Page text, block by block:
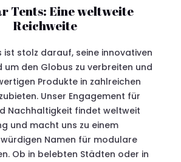
Tents: Eine weltweite
Reichweite
ist stolz darauf, seine innovativen
um den Globus zu verbreiten und
Produkte in zahlreichen
Unser Engagement für
Nachhaltigkeit findet weltweit
und macht uns zu einem
Namen für modulare
Ob in belebten Städten oder in